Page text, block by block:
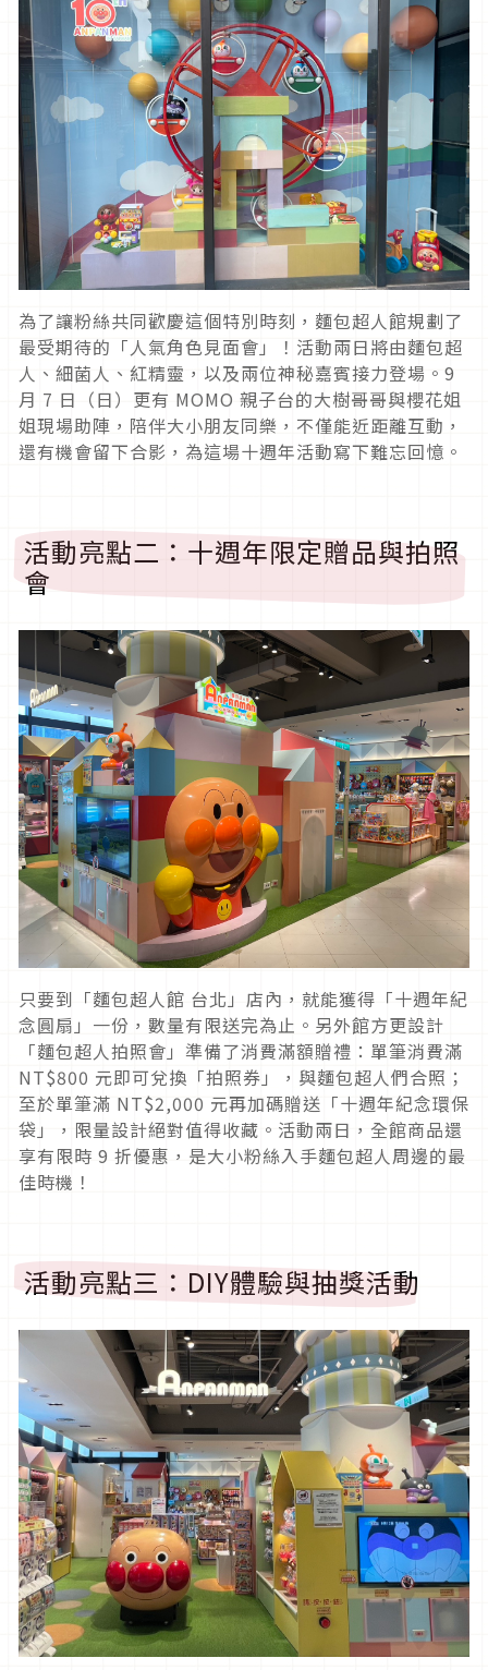
為了讓粉絲共同歡慶這個特別時刻，麵包超人館規劃了
最受期待的「人氣角色見面會」！活動兩日將由麵包超
人、細菌人、紅精靈，以及兩位神秘嘉賓接力登場。9
月 7 日（日）更有 MOMO 親子台的大樹哥哥與櫻花姐
姐現場助陣，陪伴大小朋友同樂，不僅能近距離互動，
還有機會留下合影，為這場十週年活動寫下難忘回憶。
活動亮點二：十週年限定贈品與拍照
會
只要到「麵包超人館 台北」店內，就能獲得「十週年紀
念圓扇」一份，數量有限送完為止。另外館方更設計
「麵包超人拍照會」準備了消費滿額贈禮：單筆消費滿
NT$800 元即可兌換「拍照券」，與麵包超人們合照；
至於單筆滿 NT$2,000 元再加碼贈送「十週年紀念環保
袋」，限量設計絕對值得收藏。活動兩日，全館商品還
享有限時 9 折優惠，是大小粉絲入手麵包超人周邊的最
佳時機！
活動亮點三：DIY體驗與抽獎活動